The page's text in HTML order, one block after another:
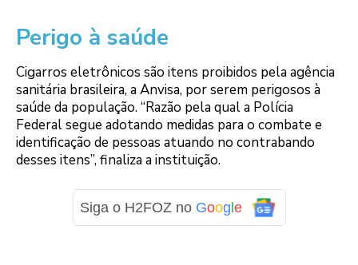
Perigo à saúde
Cigarros eletrônicos são itens proibidos pela agência
sanitária brasileira, a Anvisa, por serem perigosos à
saúde da população. “Razão pela qual a Polícia
Federal segue adotando medidas para o combate e
identificação de pessoas atuando no contrabando
desses itens”, finaliza a instituição.
Siga o H2FOZ no Goog e